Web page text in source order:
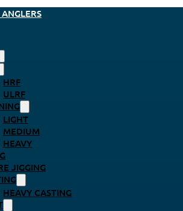
HRF
ULRF
LIGHT
MEDIUM
HEAVY
JIGGING
HEAVY CASTING